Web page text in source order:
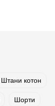
Штани котон
Шорти